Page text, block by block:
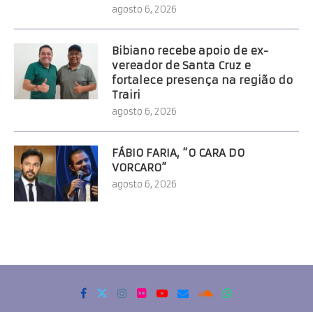
agosto 6, 2026
Bibiano recebe apoio de ex-
vereador de Santa Cruz e
fortalece presença na região do
Trairi
agosto 6, 2026
FÁBIO FARIA, “O CARA DO
VORCARO”
agosto 6, 2026